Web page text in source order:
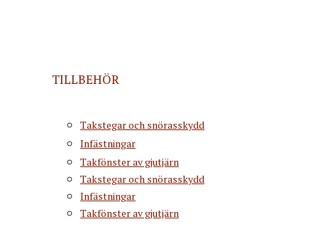
TILLBEHÖR
Takstegar och snörasskydd
Infästningar
Takfönster av gjutjärn
Takstegar och snörasskydd
Infästningar
Takfönster av gjutjärn